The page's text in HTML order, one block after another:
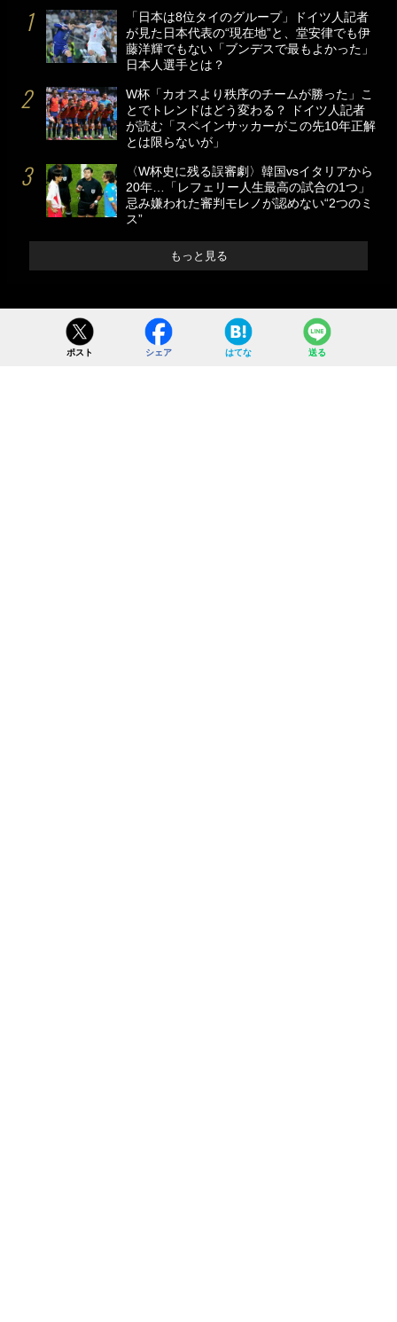
「日本は8位タイのグループ」ドイツ人記者
が見た日本代表の“現在地”と、堂安律でも伊
藤洋輝でもない「ブンデスで最もよかった」
日本人選手とは？
W杯「カオスより秩序のチームが勝った」こ
とでトレンドはどう変わる？ ドイツ人記者
が読む「スペインサッカーがこの先10年正解
とは限らないが」
〈W杯史に残る誤審劇〉韓国vsイタリアから
20年…「レフェリー人生最高の試合の1つ」
忌み嫌われた審判モレノが認めない“2つのミ
ス”
もっと見る
ポスト シェア はてな 送る